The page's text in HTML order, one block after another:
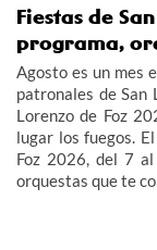
Fiestas de
programa,
Agosto es un mes
patronales de San
Lorenzo de Foz
lugar los fuegos.
Foz 2026, del 7
orquestas que te